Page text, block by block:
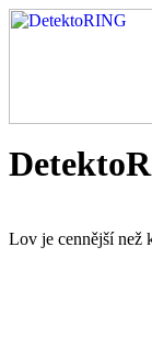
Lov je cennější než